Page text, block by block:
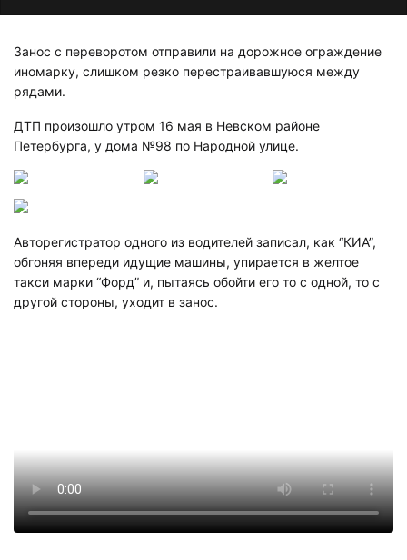
Занос с переворотом отправили на дорожное ограждение
иномарку, слишком резко перестраивавшуюся между
рядами.
ДТП произошло утром 16 мая в Невском районе
Петербурга, у дома №98 по Народной улице.
Авторегистратор одного из водителей записал, как “КИА”,
обгоняя впереди идущие машины, упирается в желтое
такси марки “Форд” и, пытаясь обойти его то с одной, то с
другой стороны, уходит в занос.